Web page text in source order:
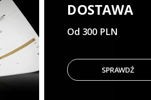
DOSTAWA
Od 300 PLN
SPRAWDŹ